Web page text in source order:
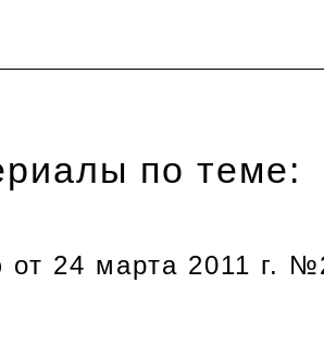
по теме:
24 марта 2011 г.